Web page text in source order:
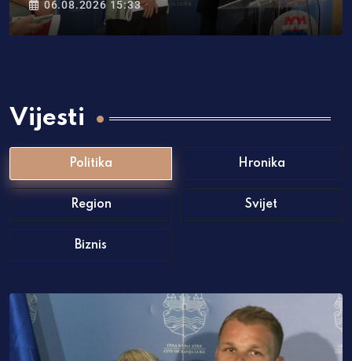
06.08.2026 15:33
Vijesti
Politika Hronika
Region Svijet
Biznis